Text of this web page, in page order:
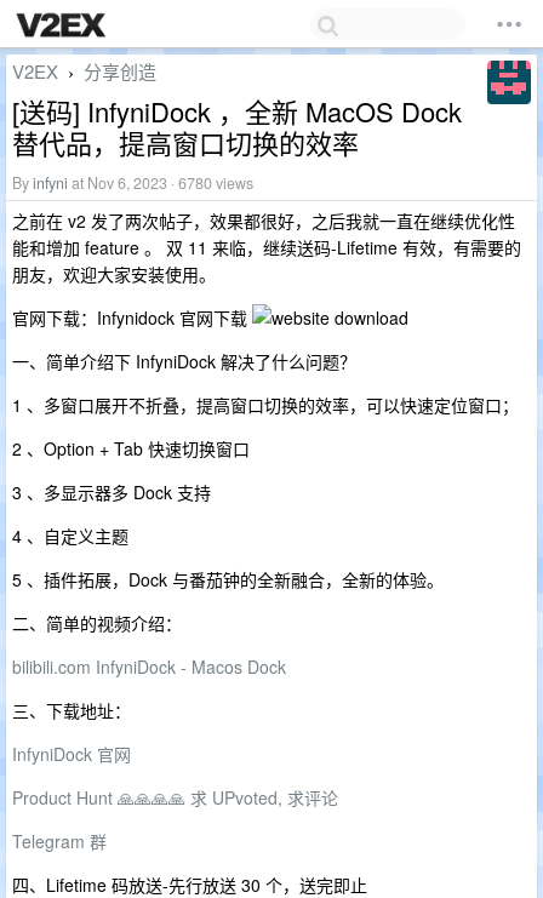
V2EX › 分享创造
[送码] InfyniDock ，全新 MacOS Dock
替代品，提高窗口切换的效率
Byinfyni at Nov 6, 2023 · 6780 views
之前在 v2 发了两次帖子，效果都很好，之后我就一直在继续优化性
能和增加 feature 。 双 11 来临，继续送码-Lifetime 有效，有需要的
朋友，欢迎大家安装使用。
官网下载：Infynidock 官网下载
一、简单介绍下 InfyniDock 解决了什么问题？
1 、多窗口展开不折叠，提高窗口切换的效率，可以快速定位窗口；
2 、Option + Tab 快速切换窗口
3 、多显示器多 Dock 支持
4 、自定义主题
5 、插件拓展，Dock 与番茄钟的全新融合，全新的体验。
二、简单的视频介绍：
bilibili.com InfyniDock - Macos Dock
三、下载地址：
InfyniDock 官网
Product Hunt 🙏🙏🙏🙏 求 UPvoted, 求评论
Telegram 群
四、Lifetime 码放送-先行放送 30 个，送完即止